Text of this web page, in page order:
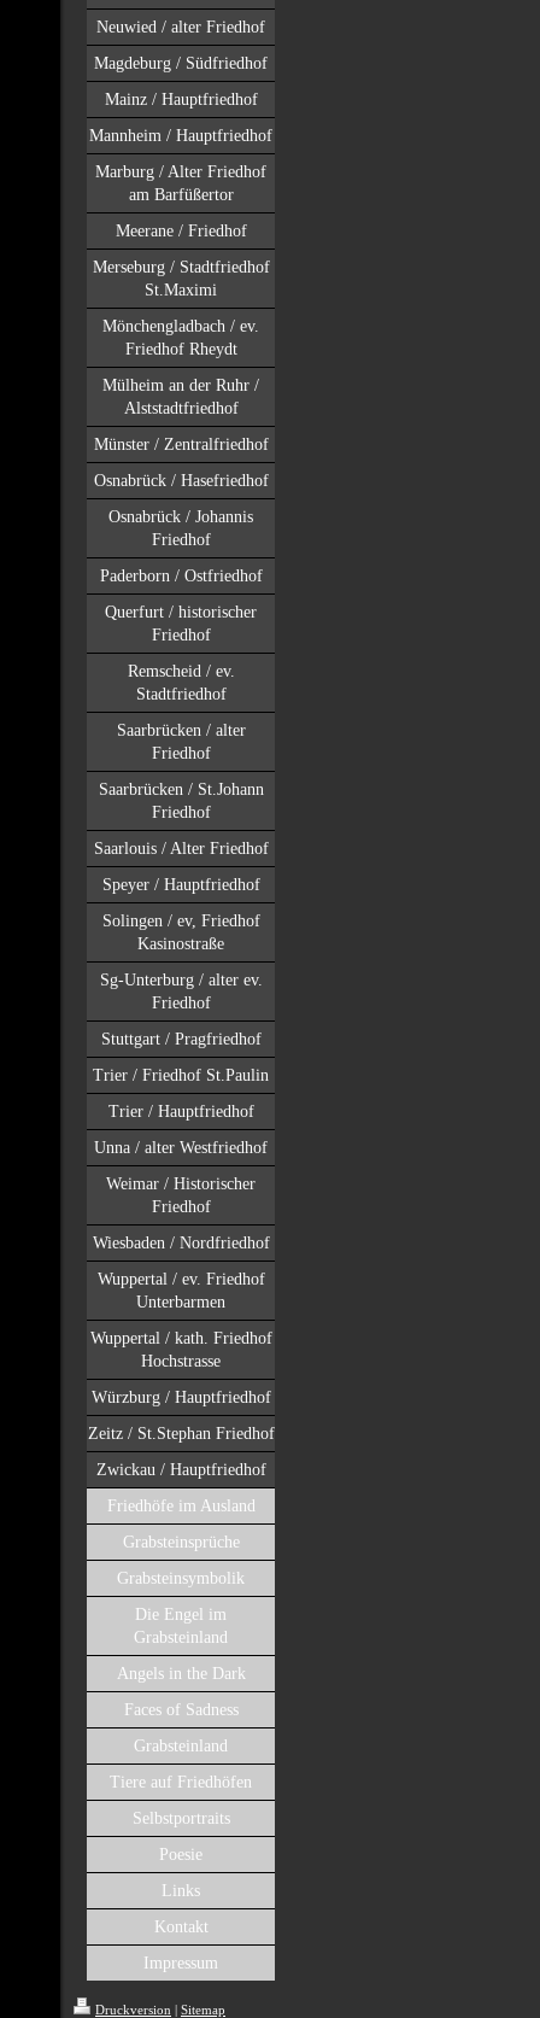
Neuwied / alter Friedhof
Magdeburg / Südfriedhof
Mainz / Hauptfriedhof
Mannheim / Hauptfriedhof
Marburg / Alter Friedhof
am Barfüßertor
Meerane / Friedhof
Merseburg / Stadtfriedhof
St.Maximi
Mönchengladbach / ev.
Friedhof Rheydt
Mülheim an der Ruhr /
Alststadtfriedhof
Münster / Zentralfriedhof
Osnabrück / Hasefriedhof
Osnabrück / Johannis
Friedhof
Paderborn / Ostfriedhof
Querfurt / historischer
Friedhof
Remscheid / ev.
Stadtfriedhof
Saarbrücken / alter
Friedhof
Saarbrücken / St.Johann
Friedhof
Saarlouis / Alter Friedhof
Speyer / Hauptfriedhof
Solingen / ev, Friedhof
Kasinostraße
Sg-Unterburg / alter ev.
Friedhof
Stuttgart / Pragfriedhof
Trier / Friedhof St.Paulin
Trier / Hauptfriedhof
Unna / alter Westfriedhof
Weimar / Historischer
Friedhof
Wiesbaden / Nordfriedhof
Wuppertal / ev. Friedhof
Unterbarmen
Wuppertal / kath. Friedhof
Hochstrasse
Würzburg / Hauptfriedhof
Zeitz / St.Stephan Friedhof
Zwickau / Hauptfriedhof
Friedhöfe im Ausland
Grabsteinsprüche
Grabsteinsymbolik
Die Engel im
Grabsteinland
Angels in the Dark
Faces of Sadness
Grabsteinland
Tiere auf Friedhöfen
Selbstportraits
Poesie
Links
Kontakt
Impressum
Druckversion | Sitemap